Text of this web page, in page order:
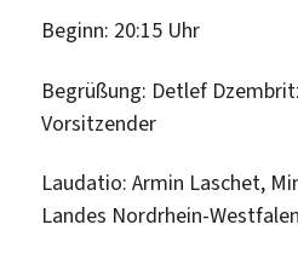
Beginn: 20:15 Uhr
Begrüßung: Detlef
Vorsitzender
Laudatio: Armin Laschet,
Landes Nordrhein-Westfalen